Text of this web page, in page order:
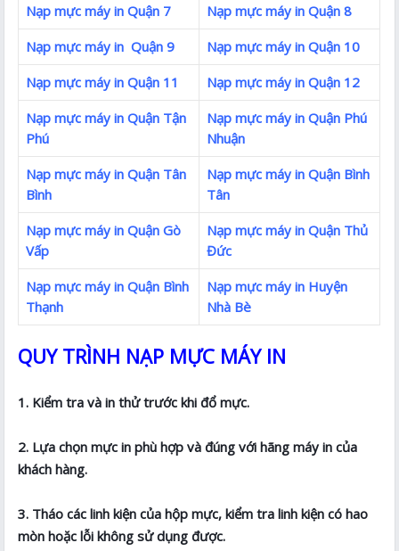
Nạp mực máy in Quận 7
Nạp mực máy in Quận 8
Nạp mực máy in Quận 9
Nạp mực máy in Quận 10
Nạp mực máy in Quận 11
Nạp mực máy in Quận 12
Nạp mực máy in Quận Tận
Phú
Nạp mực máy in Quận Phú
Nhuận
Nạp mực máy in Quận Tân
Bình
Nạp mực máy in Quận Bình
Tân
Nạp mực máy in Quận Gò
Vấp
Nạp mực máy in Quận Thủ
Đức
Nạp mực máy in Quận Bình
Thạnh
Nạp mực máy in Huyện
Nhà Bè
QUY TRÌNH NẠP MỰC MÁY IN
1. Kiểm tra và in thử trước khi đổ mực.
2. Lựa chọn mực in phù hợp và đúng với hãng máy in của
khách hàng.
3. Tháo các linh kiện của hộp mực, kiểm tra linh kiện có hao
mòn hoặc lỗi không sử dụng được.